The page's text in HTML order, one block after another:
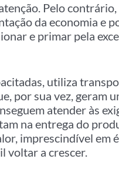
Pelo
da economia e
e primar pela
utiliza
por sua vez, geram
atender às
na entrega do
imprescindível em
voltar a crescer.